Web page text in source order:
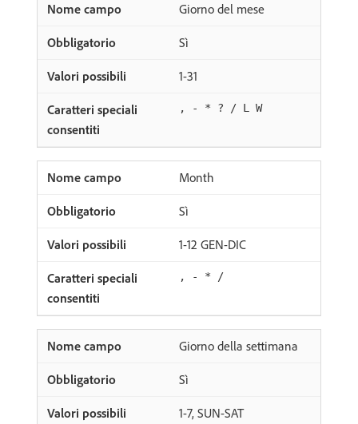
Giorno del mese
Sì
1-31
, - * ? / L W
Month
Sì
1-12 GEN-DIC
, - * /
Giorno della settimana
Sì
1-7, SUN-SAT